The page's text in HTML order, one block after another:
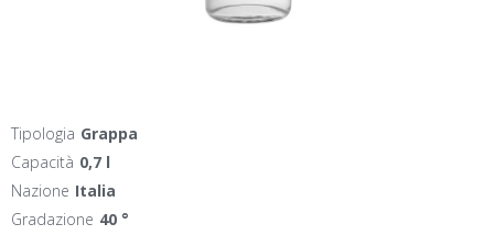
Tipologia Grappa
Capacità 0,7 l
Nazione Italia
Gradazione 40 °